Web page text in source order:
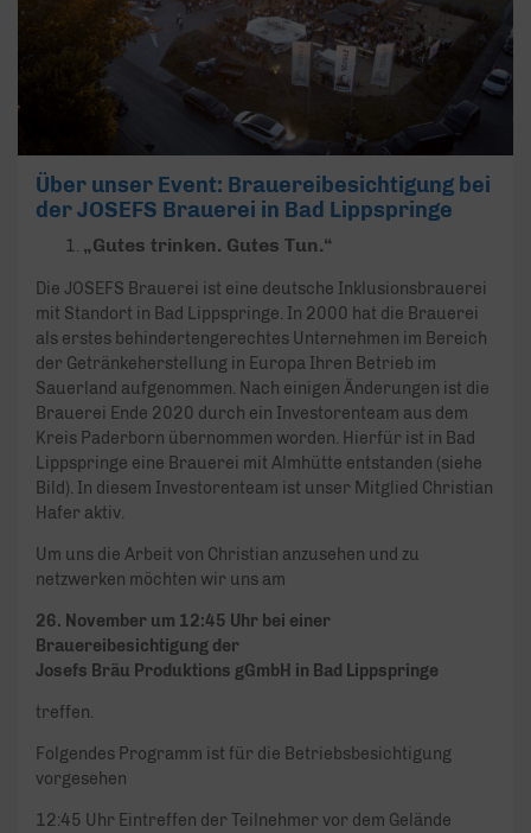
Über unser Event: Brauereibesichtigung bei
der JOSEFS Brauerei in Bad Lippspringe
„Gutes trinken. Gutes Tun.“
Die JOSEFS Brauerei ist eine deutsche Inklusionsbrauerei
mit Standort in Bad Lippspringe. In 2000 hat die Brauerei
als erstes behindertengerechtes Unternehmen im Bereich
der Getränkeherstellung in Europa Ihren Betrieb im
Sauerland aufgenommen. Nach einigen Änderungen ist die
Brauerei Ende 2020 durch ein Investorenteam aus dem
Kreis Paderborn übernommen worden. Hierfür ist in Bad
Lippspringe eine Brauerei mit Almhütte entstanden (siehe
Bild). In diesem Investorenteam ist unser Mitglied Christian
Hafer aktiv.
Um uns die Arbeit von Christian anzusehen und zu
netzwerken möchten wir uns am
26. November um 12:45 Uhr bei einer
Brauereibesichtigung der
Josefs Bräu Produktions gGmbH in Bad Lippspringe
treffen.
Folgendes Programm ist für die Betriebsbesichtigung
vorgesehen
12:45 Uhr Eintreffen der Teilnehmer vor dem Gelände